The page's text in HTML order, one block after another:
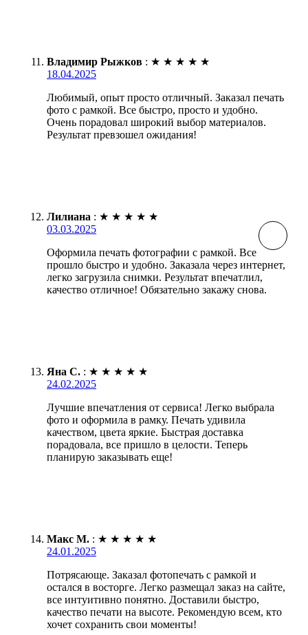
Владимир Рыжков : ★ ★ ★ ★ ★
18.04.2025
Любимый, опыт просто отличный. Заказал печать
фото с рамкой. Все быстро, просто и удобно.
Очень порадовал широкий выбор материалов.
Результат превзошел ожидания!
Лилиана : ★ ★ ★ ★ ★
03.03.2025
Оформила печать фотографии с рамкой. Все
прошло быстро и удобно. Заказала через интернет,
легко загрузила снимки. Результат впечатлил,
качество отличное! Обязательно закажу снова.
Яна С. : ★ ★ ★ ★ ★
24.02.2025
Лучшие впечатления от сервиса! Легко выбрала
фото и оформила в рамку. Печать удивила
качеством, цвета яркие. Быстрая доставка
порадовала, все пришло в целости. Теперь
планирую заказывать еще!
Макс М. : ★ ★ ★ ★ ★
24.01.2025
Потрясающе. Заказал фотопечать с рамкой и
остался в восторге. Легко размещал заказ на сайте,
все интуитивно понятно. Доставили быстро,
качество печати на высоте. Рекомендую всем, кто
хочет сохранить свои моменты!